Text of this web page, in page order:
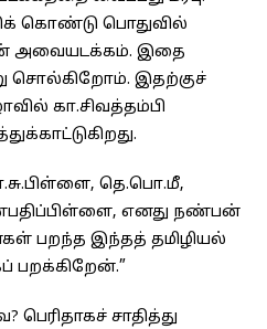
கொண்டு பொதுவில்
அவையடக்கம். இதை
சொல்கிறோம். இதற்குச்
கா.சிவத்தம்பி
தெ.பொ.மீ,
எனது நண்பன்
பறந்த இந்தத் தமிழியல்
பறக்கிறேன்.”
சாதித்து